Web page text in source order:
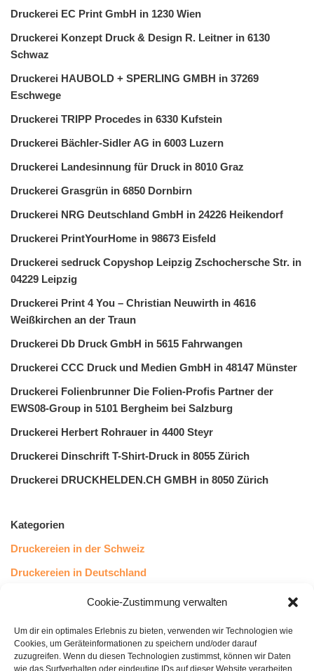
Cookie-Zustimmung verwalten
Um dir ein optimales Erlebnis zu bieten, verwenden wir Technologien wie
Cookies, um Geräteinformationen zu speichern und/oder darauf
zuzugreifen. Wenn du diesen Technologien zustimmst, können wir Daten
wie das Surfverhalten oder eindeutige IDs auf dieser Website verarbeiten.
Druckerei EC Print GmbH in 1230 Wien
Druckerei Konzept Druck & Design R. Leitner in 6130
Schwaz
Druckerei HAUBOLD + SPERLING GMBH in 37269
Eschwege
Druckerei TRIPP Procedes in 6330 Kufstein
Druckerei Bächler-Sidler AG in 6003 Luzern
Druckerei Landesinnung für Druck in 8010 Graz
Druckerei Grasgrün in 6850 Dornbirn
Druckerei NRG Deutschland GmbH in 24226 Heikendorf
Druckerei PrintYourHome in 98673 Eisfeld
Druckerei sedruck Copyshop Leipzig Zschochersche Str. in
04229 Leipzig
Druckerei Print 4 You – Christian Neuwirth in 4616
Weißkirchen an der Traun
Druckerei Db Druck GmbH in 5615 Fahrwangen
Druckerei CCC Druck und Medien GmbH in 48147 Münster
Druckerei Folienbrunner Die Folien-Profis Partner der
EWS08-Group in 5101 Bergheim bei Salzburg
Druckerei Herbert Rohrauer in 4400 Steyr
Druckerei Dinschrift T-Shirt-Druck in 8055 Zürich
Druckerei DRUCKHELDEN.CH GMBH in 8050 Zürich
Kategorien
Druckereien in der Schweiz
Druckereien in Deutschland
Druckereien in Österreich
Kundenstimmen